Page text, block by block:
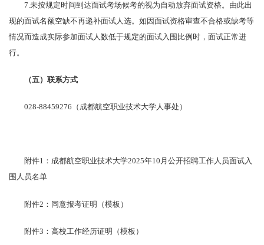
7.未按规定时间到达面试考场候考的视为自动放弃面试资格。由此出
现的面试名额空缺不再递补面试人选。如因面试资格审查不合格或缺考等
情况而造成实际参加面试人数低于规定的面试入围比例时，面试正常进
行。
（五）联系方式
028-88459276（成都航空职业技术大学人事处）
附件1：成都航空职业技术大学2025年10月公开招聘工作人员面试入
围人员名单
附件2：同意报考证明（模板）
附件3：高校工作经历证明（模板）